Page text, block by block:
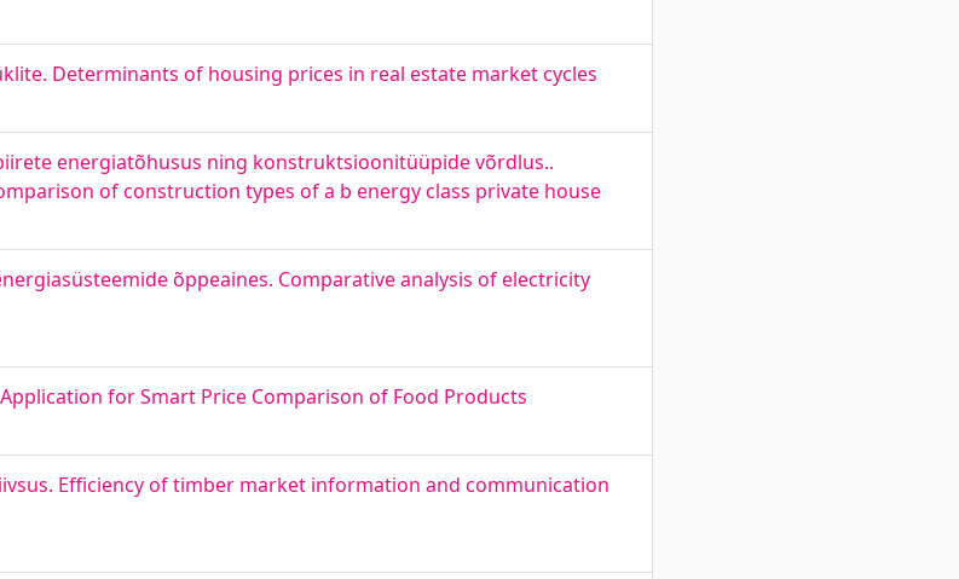
Determinants of housing prices in real estate market cycles
energiatõhusus ning konstruktsioonitüüpide võrdlus..
of construction types of a b energy class private house
õppeaines. Comparative analysis of electricity
for Smart Price Comparison of Food Products
Efficiency of timber market information and communication